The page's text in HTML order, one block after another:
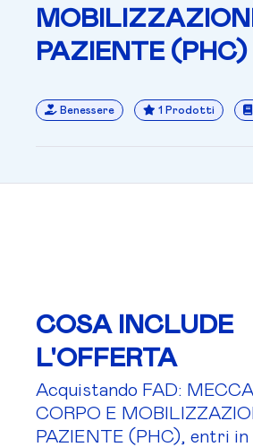
PAZIENTE (PHC)
Benessere 1 Prodotti
COSA INCLUDE
L'OFFERTA
Acquistando FAD:
CORPO E
PAZIENTE (PHC), entri in